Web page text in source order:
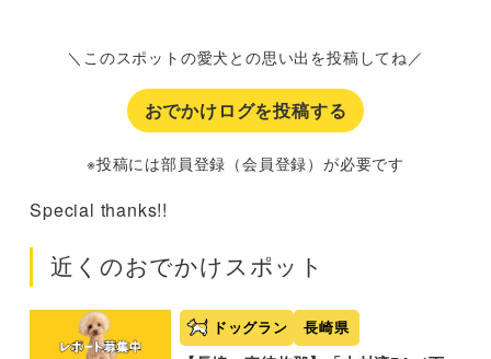
＼このスポットの愛犬との思い出を投稿してね／
おでかけログを投稿する
※投稿には部員登録（会員登録）が必要です
Special thanks!!
近くのおでかけスポット
ドッグラン 長崎県